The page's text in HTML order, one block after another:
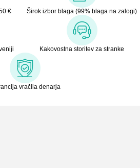
€ Širok izbor blaga (99% blaga na zalogi)
Kakovostna storitev za stranke
vračila denarja